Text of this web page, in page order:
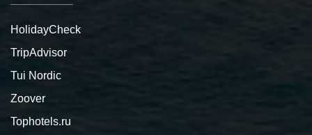
HolidayCheck
TripAdvisor
Tui Nordic
Zoover
Tophotels.ru